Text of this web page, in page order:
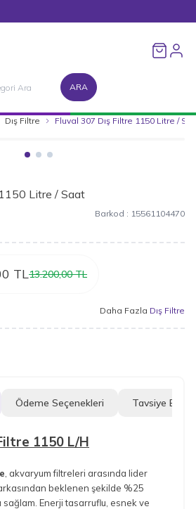
ARA
Dış Filtre Fluval 307 Dış Filtre 1150 Litre /
Litre / Saat
Barkod : 15561104470
TL13.200,00TL
Daha Fazla Dış Filtre
Ödeme Seçenekleri Tavsiye Et
1150 L/H
, akvaryum filtreleri arasında lider
beklenen şekilde %25
Enerji tasarruflu, esnek ve